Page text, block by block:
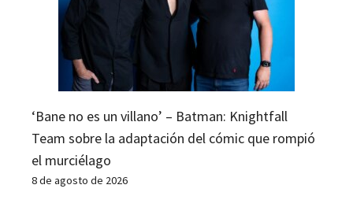
‘Bane no es un villano’ – Batman: Knightfall
Team sobre la adaptación del cómic que rompió
el murciélago
8 de agosto de 2026